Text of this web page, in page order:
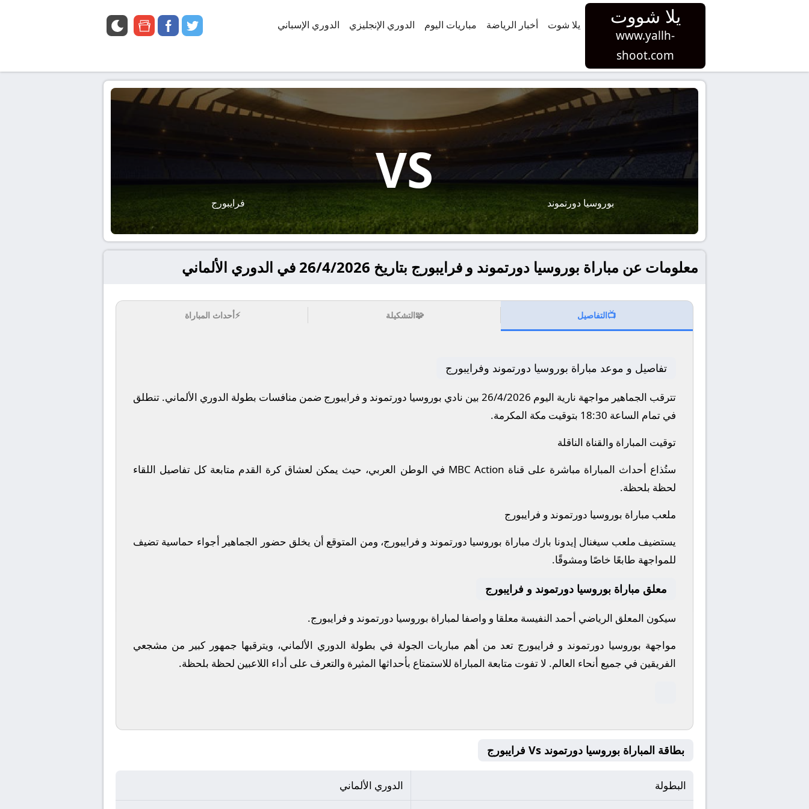
يلا شووت
www.yallh-
shoot.com
يلا شوت أخبار الرياضة مباريات اليوم الدوري الإنجليزي الدوري الإسباني twitter
facebook
google
بوروسيا دورتموند
VS
فرايبورج
معلومات عن مباراة بوروسيا دورتموند و فرايبورج بتاريخ 26/4/2026 في الدوري الألماني
📺التفاصيل 🧩التشكيلة ⚡أحداث المباراة
تفاصيل و موعد مباراة بوروسيا دورتموند وفرايبورج
تترقب الجماهير مواجهة نارية اليوم 26/4/2026 بين نادي بوروسيا دورتموند و فرايبورج ضمن منافسات بطولة الدوري الألماني.
تنطلق
في تمام الساعة 18:30 بتوقيت مكة المكرمة.
توقيت المباراة والقناة الناقلة
ستُذاع أحداث المباراة مباشرة على قناة MBC Action في الوطن العربي، حيث يمكن لعشاق كرة القدم متابعة كل تفاصيل اللقاء
لحظة بلحظة.
ملعب مباراة بوروسيا دورتموند و فرايبورج
يستضيف ملعب سيغنال إيدونا بارك مباراة بوروسيا دورتموند و فرايبورج، ومن المتوقع أن يخلق حضور الجماهير أجواء حماسية تضيف
للمواجهة طابعًا خاصًا ومشوقًا.
معلق مباراة بوروسيا دورتموند و فرايبورج
سيكون المعلق الرياضي أحمد النفيسة معلقا و واصفا لمباراة بوروسيا دورتموند و فرايبورج.
مواجهة بوروسيا دورتموند و فرايبورج تعد من أهم مباريات الجولة في بطولة الدوري الألماني، ويترقبها جمهور كبير من مشجعي
الفريقين في جميع أنحاء العالم. لا تفوت متابعة المباراة للاستمتاع بأحداثها المثيرة والتعرف على أداء اللاعبين لحظة بلحظة.
بطاقة المباراة بوروسيا دورتموند Vs فرايبورج
البطولة الدوري الألماني